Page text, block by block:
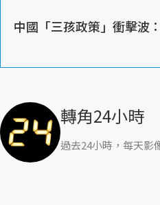
中國「三孩政策」衝擊波
轉角24小時
過去24小時，每天影